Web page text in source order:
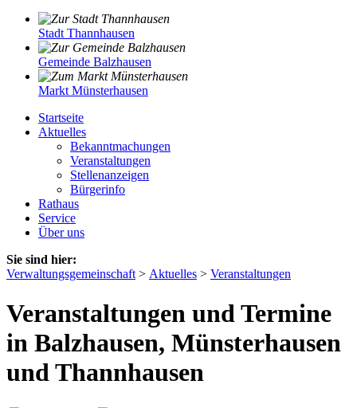
Stadt Thannhausen
Gemeinde Balzhausen
Markt Münsterhausen
Startseite
Aktuelles
Bekanntmachungen
Veranstaltungen
Stellenanzeigen
Bürgerinfo
Rathaus
Service
Über uns
Sie sind hier:
Verwaltungsgemeinschaft > Aktuelles > Veranstaltungen
Veranstaltungen und Termine
in Balzhausen, Münsterhausen
und Thannhausen